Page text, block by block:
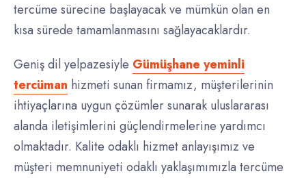
tercüme sürecine başlayacak ve mümkün olan en
kısa sürede tamamlanmasını sağlayacaklardır.
Geniş dil yelpazesiyle Gümüşhane yeminli
tercüman hizmeti sunan firmamız, müşterilerinin
ihtiyaçlarına uygun çözümler sunarak uluslararası
alanda iletişimlerini güçlendirmelerine yardımcı
olmaktadır. Kalite odaklı hizmet anlayışımız ve
müşteri memnuniyeti odaklı yaklaşımımızla tercüme